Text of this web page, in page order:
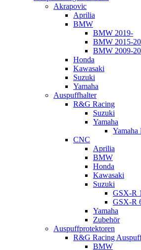
Akrapovic
Aprilia
BMW
BMW 2019-
BMW 2015-
BMW 2009-
Honda
Kawasaki
Suzuki
Yamaha
Auspuffhalter
R&G Racing
Suzuki
Yamaha
Yamaha
CNC
Aprilia
BMW
Honda
Kawasaki
Suzuki
GSX-R
GSX-R
Yamaha
Zubehör
Auspuffprotektoren
R&G Racing
BMW